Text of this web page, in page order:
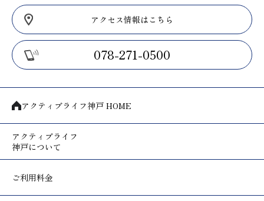
アクセス情報はこちら
078-271-0500
アクティブライフ神戸 HOME
アクティブライフ
神戸について
ご利用料金